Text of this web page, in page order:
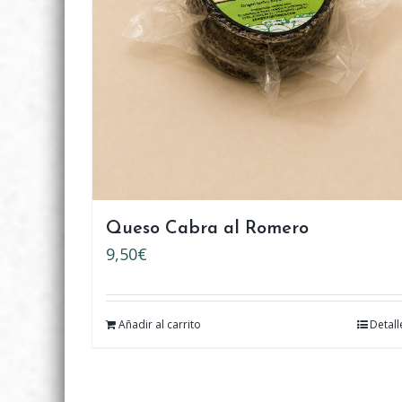
Queso Cabra al Romero
9,50€
Añadir al carrito